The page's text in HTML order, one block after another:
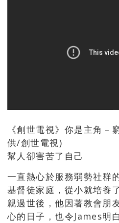
《創世電視》你是主角－
供/創世電視)
幫人卻害苦了自己
一直熱心於服務弱勢社群
基督徒家庭，從小就培養
親過世後，他因著教會朋
心的日子，也令James明